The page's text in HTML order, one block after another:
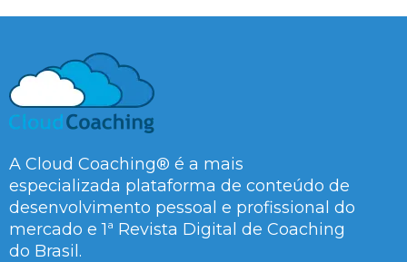
A Cloud Coaching® é a mais
especializada plataforma de conteúdo de
desenvolvimento pessoal e profissional do
mercado e 1ª Revista Digital de Coaching
do Brasil.